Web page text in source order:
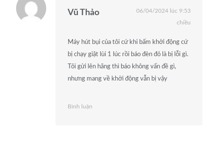
Vũ Thảo
06/04/2024 lúc 9:53
chiều
Máy hút bụi của tôi cứ khi bấm khởi động cứ
bị chạy giật lùi 1 lúc rồi báo đèn đỏ là bị lỗi gì.
Tôi gửi lên hãng thì báo không vấn đề gì,
nhưng mang về khởi động vẫn bị vậy
Bình luận